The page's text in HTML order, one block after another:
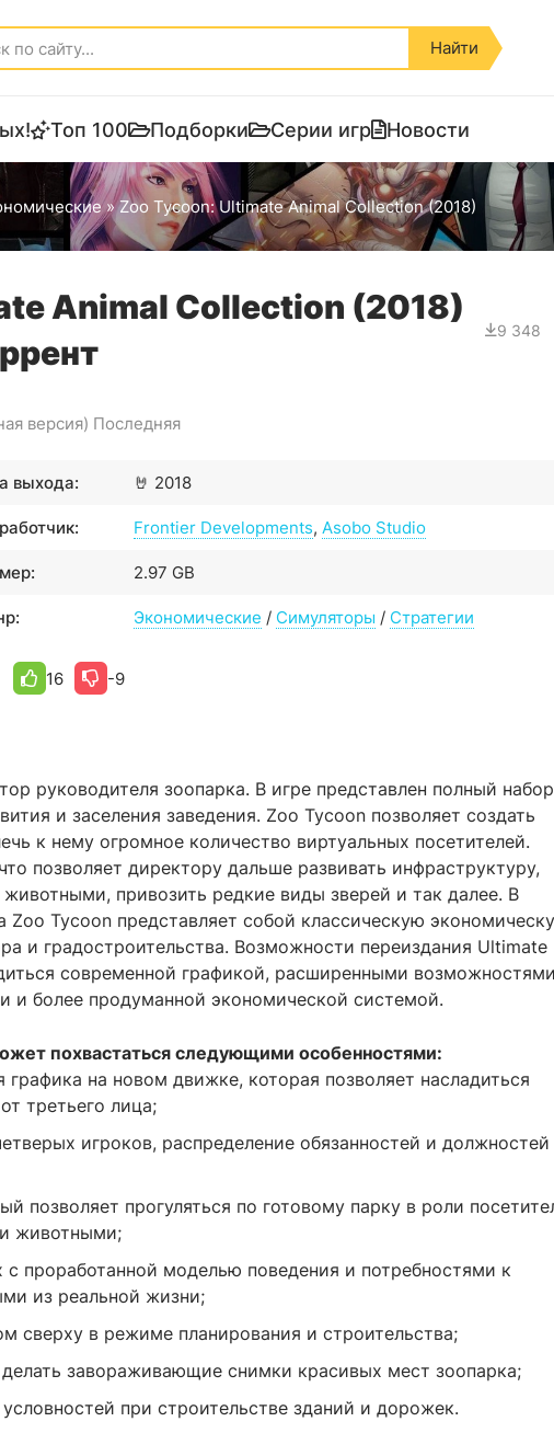
Найти
Топ 100 Подборки Серии игр Новости
» Zoo Tycoon: Ultimate Animal Collection (2018)
Animal Collection (2018)
9 348
версия) Последняя
🤘
выхода: 2018
Frontier Developments, Asobo Studio
2.97 GB
Экономические / Симуляторы / Стратегии
16 -9
руководителя зоопарка. В игре представлен полный набор
и заселения заведения. Zoo Tycoon позволяет создать
к нему огромное количество виртуальных посетителей.
позволяет директору дальше развивать инфраструктуру,
животными, привозить редкие виды зверей и так далее. В
Zoo Tycoon представляет собой классическую
и градостроительства. Возможности переиздания Ultimate
современной графикой, расширенными возможностями
и более продуманной экономической системой.
похвастаться следующими особенностями:
на новом движке, которая позволяет насладиться
третьего лица;
игроков, распределение обязанностей и должностей
позволяет прогуляться по готовому парку в роли
животными;
проработанной моделью поведения и потребностями к
из реальной жизни;
сверху в режиме планирования и строительства;
завораживающие снимки красивых мест зоопарка;
при строительстве зданий и дорожек.